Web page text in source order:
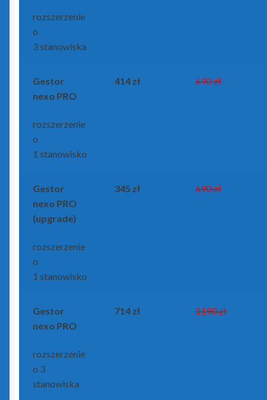
rozszerzenie
o
3 stanowiska
Gestor
nexo PRO
rozszerzenie
o
1 stanowisko
414 zł 690 zł
Gestor
nexo PRO
(upgrade)
rozszerzenie
o
1 stanowisko
345 zł 690 zł
Gestor
nexo PRO
rozszerzenie
o 3
stanowiska
714 zł 1190 zł